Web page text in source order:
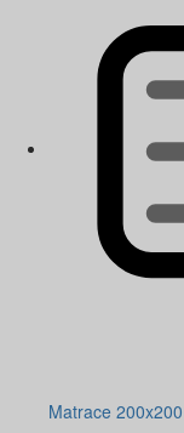
Matrace 200x200